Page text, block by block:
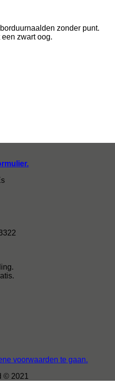
zonder punt.
zwart oog.
voorwaarden te gaan.
© 2021